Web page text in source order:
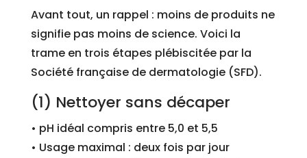
Avant tout, un rappel : moins de produits ne
signifie pas moins de science. Voici la
trame en trois étapes plébiscitée par la
Société française de dermatologie (SFD).
(1) Nettoyer sans décaper
• pH idéal compris entre 5,0 et 5,5
• Usage maximal : deux fois par jour